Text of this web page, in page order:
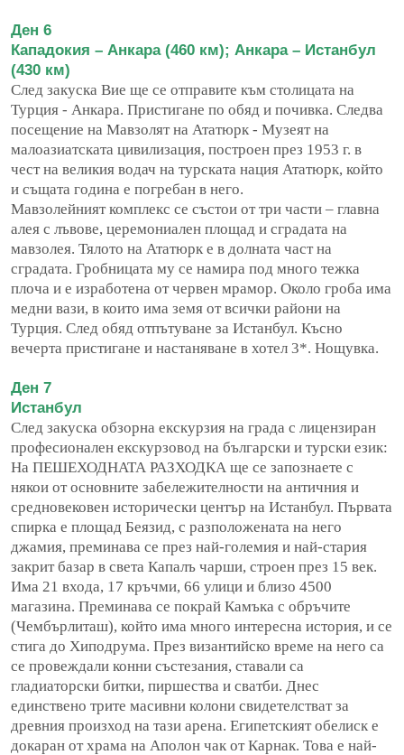
Ден 6
Кападокия – Анкара (460 км); Анкара – Истанбул
(430 км)
След закуска Вие ще се отправите към столицата на
Турция - Анкара. Пристигане по обяд и почивка. Следва
посещение на Мавзолят на Ататюрк - Музеят на
малоазиатската цивилизация, построен през 1953 г. в
чест на великия водач на турската нация Ататюрк, който
и същата година е погребан в него.
Мавзолейният комплекс се състои от три части – главна
алея с лъвове, церемониален площад и сградата на
мавзолея. Тялото на Ататюрк е в долната част на
сградата. Гробницата му се намира под много тежка
плоча и е изработена от червен мрамор. Около гроба има
медни вази, в които има земя от всички райони на
Турция. След обяд отпътуване за Истанбул. Късно
вечерта пристигане и настаняване в хотел 3*. Нощувка.
Ден 7
Истанбул
След закуска обзорна екскурзия на града с лицензиран
професионален екскурзовод на български и турски език:
На ПЕШЕХОДНАТА РАЗХОДКА ще се запознаете с
някои от основните забележителности на античния и
средновековен исторически център на Истанбул. Първата
спирка е площад Беязид, с разположената на него
джамия, преминава се през най-големия и най-стария
закрит базар в света Капалъ чарши, строен през 15 век.
Има 21 входа, 17 кръчми, 66 улици и близо 4500
магазина. Преминава се покрай Камъка с обръчите
(Чембърлиташ), който има много интересна история, и се
стига до Хиподрума. През византийско време на него са
се провеждали конни състезания, ставали са
гладиаторски битки, пиршества и сватби. Днес
единствено трите масивни колони свидетелстват за
древния произход на тази арена. Египетският обелиск е
докаран от храма на Аполон чак от Карнак. Това е най-